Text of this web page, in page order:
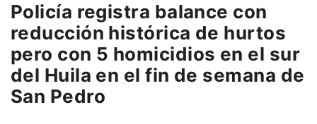
Policía registra balance con
reducción histórica de hurtos
pero con 5 homicidios en el sur
del Huila en el fin de semana de
San Pedro